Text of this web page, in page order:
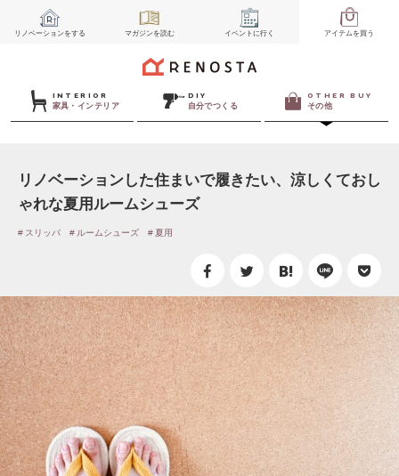
リノベーションをする マガジンを読む イベント に行く アイテムを買う
INTERIOR
家具・インテリア
DIY
自分でつくる
OTHER BUY
その他
リノベーションした住まいで履きたい、涼しくておし
ゃれな夏用ルームシューズ
スリッパ ルームシューズ 夏用